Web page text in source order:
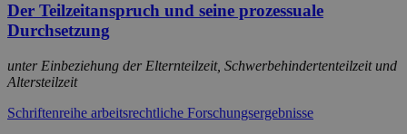
Der Teilzeitanspruch und seine prozessuale
Durchsetzung
unter Einbeziehung der Elternteilzeit, Schwerbehindertenteilzeit und
Altersteilzeit
Schriftenreihe arbeitsrechtliche Forschungsergebnisse